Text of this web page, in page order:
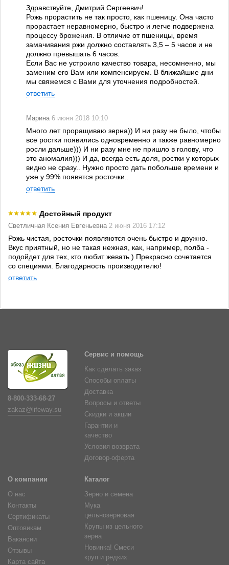
Здравствуйте, Дмитрий Сергеевич!
Рожь прорастить не так просто, как пшеницу. Она часто
прорастает неравномерно, быстро и легче подвержена
процессу брожения. В отличие от пшеницы, время
замачивания ржи должно составлять 3,5 – 5 часов и не
должно превышать 6 часов.
Если Вас не устроило качество товара, несомненно, мы
заменим его Вам или компенсируем. В ближайшие дни
мы свяжемся с Вами для уточнения подробностей.
ответить
Марина 6 июня 2018 10:10
Много лет проращиваю зерна)) И ни разу не было, чтобы
все ростки появились одновременно и также равномерно
росли дальше))) И ни разу мне не пришло в голову, что
это аномалия))) И да, всегда есть доля, ростки у которых
видно не сразу.. Нужно просто дать побольше времени и
уже у 99% появятся росточки..
ответить
Достойный продукт
Светличная Ксения Евгеньевна 2 июня 2016 17:12
Рожь чистая, росточки появляются очень быстро и дружно.
Вкус приятный, но не такая нежная, как, например, полба -
подойдет для тех, кто любит жевать ) Прекрасно сочетается
со специями. Благодарность производителю!
ответить
8-800-333-68-27
zakaz@lifeway.su
Сервис и помощь
Как сделать заказ
Способы оплаты
Доставка
Вопросы и ответы
Скидки и акции
Гарантии и
качество
Условия возврата
Договор-оферта
О компании
О нас
Контакты
Сертификаты
Оптовикам
Вакансии
Отзывы
Карта сайта
Каталог
Зерно и семена
Мука
цельнозерновая
Крупы из цельного
зерна
Новинка! Смеси
круп и редких